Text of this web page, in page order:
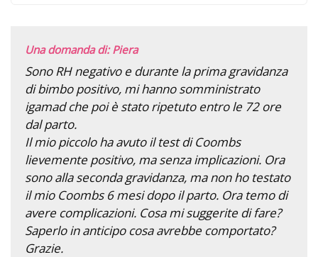
Una domanda di: Piera
Sono RH negativo e durante la prima gravidanza
di bimbo positivo, mi hanno somministrato
igamad che poi è stato ripetuto entro le 72 ore
dal parto.
Il mio piccolo ha avuto il test di Coombs
lievemente positivo, ma senza implicazioni. Ora
sono alla seconda gravidanza, ma non ho testato
il mio Coombs 6 mesi dopo il parto. Ora temo di
avere complicazioni. Cosa mi suggerite di fare?
Saperlo in anticipo cosa avrebbe comportato?
Grazie.